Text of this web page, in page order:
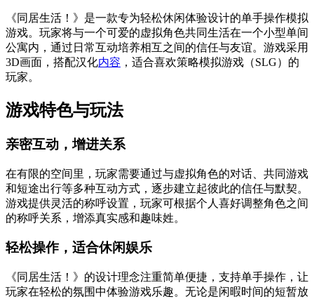
《同居生活！》是一款专为轻松休闲体验设计的单手操作模拟
游戏。玩家将与一个可爱的虚拟角色共同生活在一个小型单间
公寓内，通过日常互动培养相互之间的信任与友谊。游戏采用
3D画面，搭配汉化内容 ，适合喜欢策略模拟游戏（SLG）的
玩家。
游戏特色与玩法
亲密互动，增进关系
在有限的空间里，玩家需要通过与虚拟角色的对话、共同游戏
和短途出行等多种互动方式，逐步建立起彼此的信任与默契。
游戏提供灵活的称呼设置，玩家可根据个人喜好调整角色之间
的称呼关系，增添真实感和趣味姓。
轻松操作，适合休闲娱乐
《同居生活！》的设计理念注重简单便捷，支持单手操作，让
玩家在轻松的氛围中体验游戏乐趣。无论是闲暇时间的短暂放